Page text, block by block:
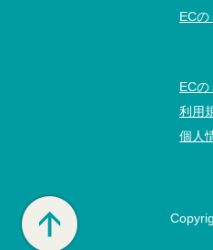
ECの
ECの
利用
個人